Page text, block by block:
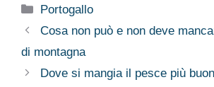
Categorie
Portogallo
Cosa non può e non deve
di montagna
Dove si mangia il pesce più